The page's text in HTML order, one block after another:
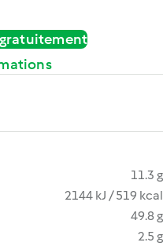
11.3 g
2144 kJ / 519 kcal
49.8 g
2.5 g